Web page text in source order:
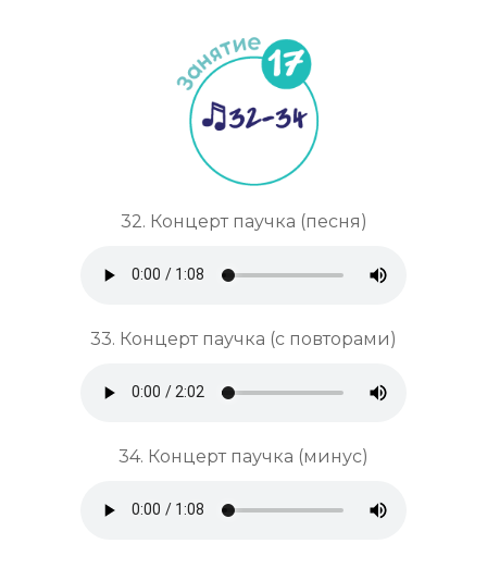
32. Концерт паучка (песня)
33. Концерт паучка (с повторами)
34. Концерт паучка (минус)